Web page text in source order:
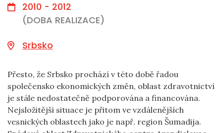
2010 - 2012
(DOBA REALIZACE)
Srbsko
Přesto, že Srbsko prochází v této době řadou
společensko ekonomických změn, oblast zdravotnictví
je stále nedostatečně podporována a financována.
Nejsložitější situace je přitom ve vzdálenějších
vesnických oblastech jako je např. region Šumadija.